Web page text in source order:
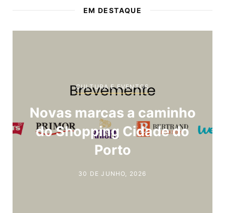
EM DESTAQUE
CULTURA E EVENTOS
Novas marcas a caminho
do Shopping Cidade do
Porto
30 DE JUNHO, 2026